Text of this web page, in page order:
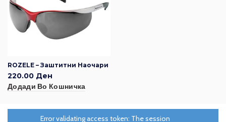
ROZELE – Заштитни Наочари
220.00 Ден
Додади Во Кошничка
Error validating access token: The session